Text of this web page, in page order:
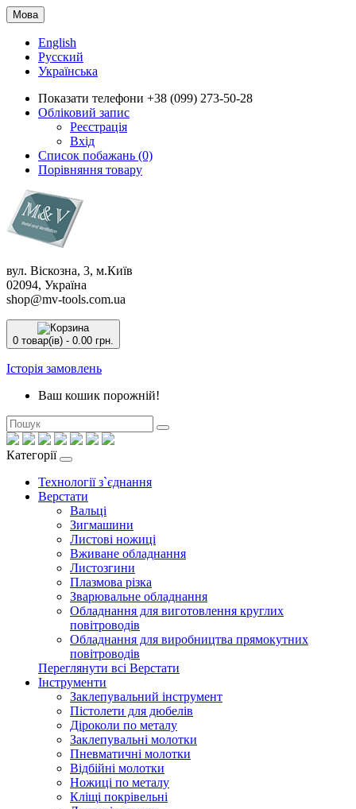
Мова
English
Русский
Українська
Показати телефони +38 (099) 273-50-28
Обліковий запис
Реєстрація
Вхід
Список побажань (0)
Порівняння товару
вул. Віскозна, 3, м.Київ
02094, Україна
shop@mv-tools.com.ua
0 товар(ів) - 0.00 грн.
Історія замовлень
Ваш кошик порожній!
Категорії
Технології з`єднання
Верстати
Вальці
Зигмашини
Листові ножиці
Вживане обладнання
Листозгини
Плазмова різка
Зварювальне обладнання
Обладнання для виготовлення круглих
повітроводів
Обладнання для виробництва прямокутних
повітроводів
Переглянути всі Верстати
Інструменти
Заклепувальний інструмент
Пістолети для дюбелів
Діроколи по металу
Заклепувальні молотки
Пневматичні молотки
Відбійні молотки
Ножиці по металу
Кліщі покрівельні